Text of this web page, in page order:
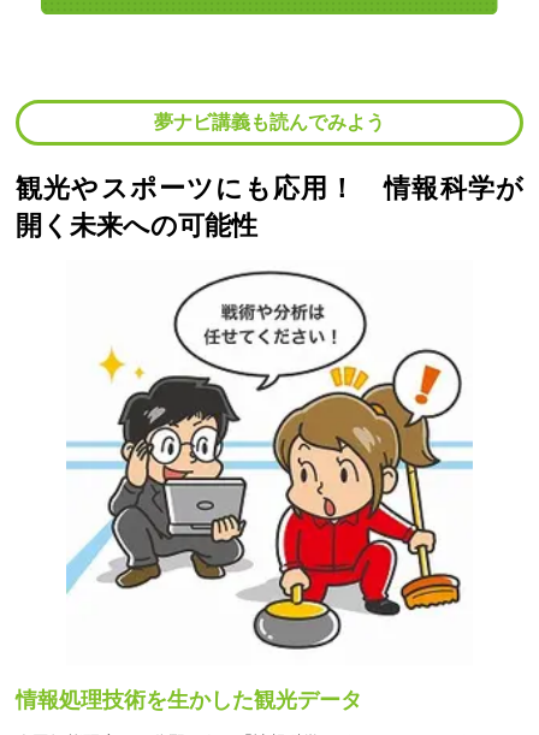
夢ナビ講義も読んでみよう
観光やスポーツにも応用！ 情報科学が
開く未来への可能性
情報処理技術を生かした観光データ